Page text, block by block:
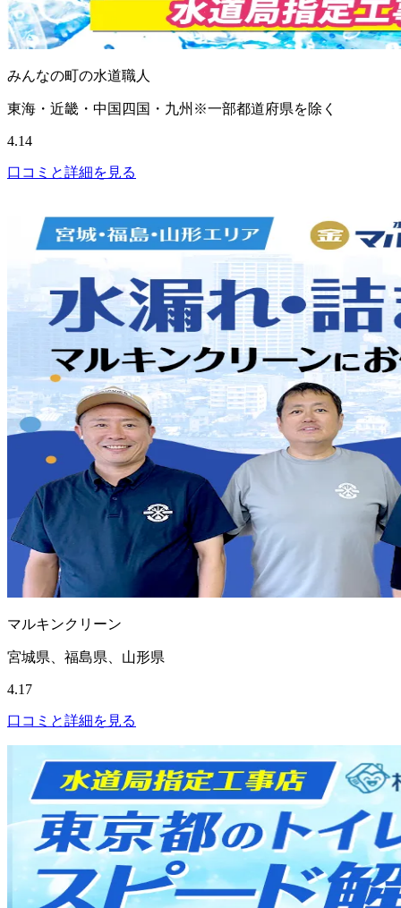
みんなの町の水道職人
東海・近畿・中国四国・九州※一部都道府県を除く
4.14
口コミと詳細を見る
マルキンクリーン
宮城県、福島県、山形県
4.17
口コミと詳細を見る